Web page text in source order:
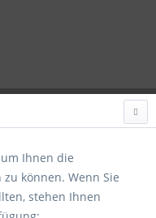
Ihnen die
können. Wenn Sie
stehen Ihnen